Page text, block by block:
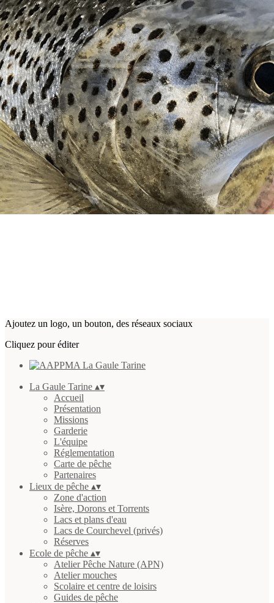
Exporter les lignes sélectionnées
Exporter toutes les colonnes
Exporter uniquement les colonnes affichées
Menu
?>
Images de la page d'accueil
Cliquez pour éditer
Ajoutez un logo, un bouton, des réseaux sociaux
Cliquez pour éditer
La Gaule Tarine ▴▾
Accueil
Présentation
Missions
Garderie
L'équipe
Réglementation
Carte de pêche
Partenaires
Lieux de pêche ▴▾
Zone d'action
Isère, Dorons et Torrents
Lacs et plans d'eau
Lacs de Courchevel (privés)
Réserves
Ecole de pêche ▴▾
Atelier Pêche Nature (APN)
Atelier mouches
Scolaire et centre de loisirs
Guides de pêche